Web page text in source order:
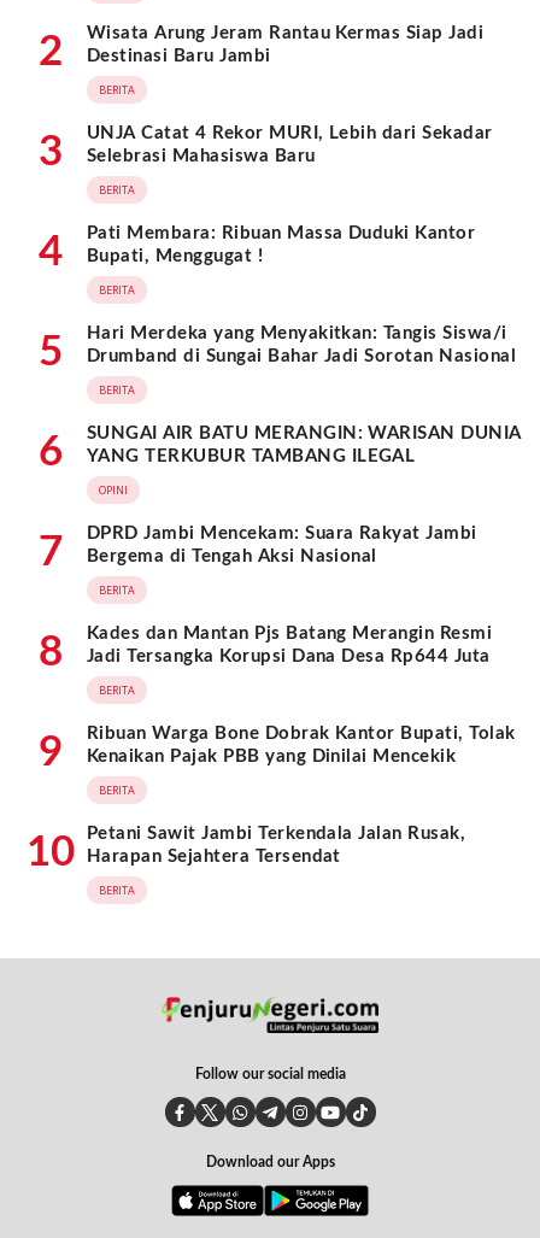
2
Wisata Arung Jeram Rantau Kermas Siap Jadi
Destinasi Baru Jambi
BERITA
3
UNJA Catat 4 Rekor MURI, Lebih dari Sekadar
Selebrasi Mahasiswa Baru
BERITA
4
Pati Membara: Ribuan Massa Duduki Kantor
Bupati, Menggugat !
BERITA
5
Hari Merdeka yang Menyakitkan: Tangis Siswa/i
Drumband di Sungai Bahar Jadi Sorotan Nasional
BERITA
6
SUNGAI AIR BATU MERANGIN: WARISAN DUNIA
YANG TERKUBUR TAMBANG ILEGAL
OPINI
7
DPRD Jambi Mencekam: Suara Rakyat Jambi
Bergema di Tengah Aksi Nasional
BERITA
8
Kades dan Mantan Pjs Batang Merangin Resmi
Jadi Tersangka Korupsi Dana Desa Rp644 Juta
BERITA
9
Ribuan Warga Bone Dobrak Kantor Bupati, Tolak
Kenaikan Pajak PBB yang Dinilai Mencekik
BERITA
10
Petani Sawit Jambi Terkendala Jalan Rusak,
Harapan Sejahtera Tersendat
BERITA
Follow our social media
Download our Apps